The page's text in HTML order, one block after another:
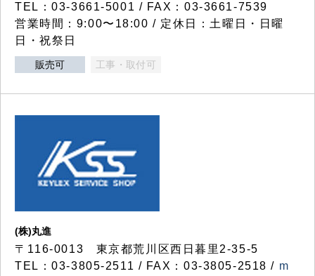
TEL：03-3661-5001 / FAX：03-3661-7539
営業時間：9:00〜18:00 / 定休日：土曜日・日曜
日・祝祭日
販売可 工事・取付可
(株)丸進
〒116-0013 東京都荒川区西日暮里2-35-5
TEL：03-3805-2511 / FAX：03-3805-2518 / m